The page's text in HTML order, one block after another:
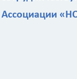
Ассоциации